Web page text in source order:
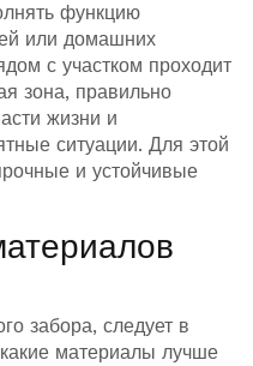
функцию
или домашних
с участком проходит
зона, правильно
жизни и
ситуации. Для этой
и устойчивые
забора, следует в
материалы лучше